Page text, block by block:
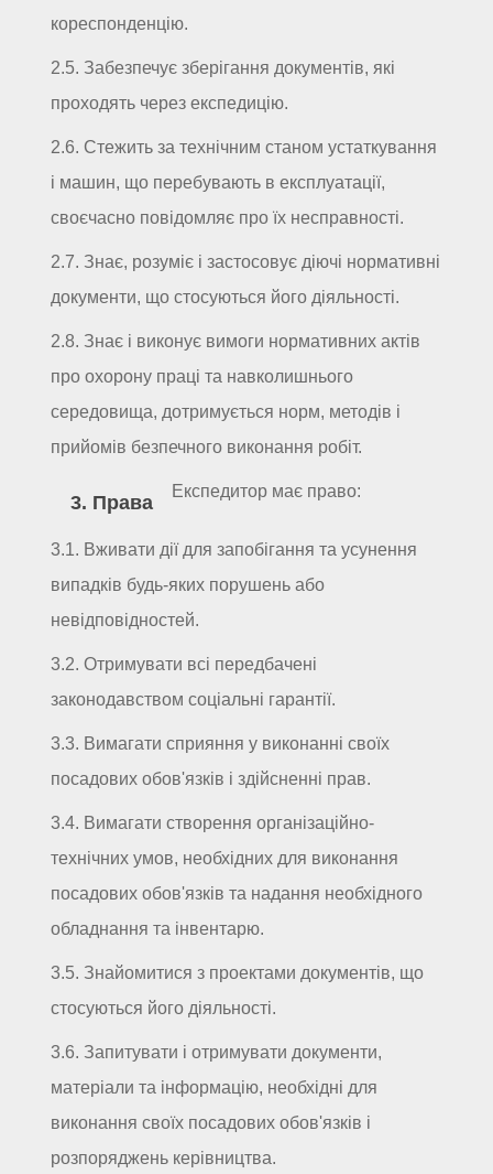
кореспонденцію.
2.5. Забезпечує зберігання документів, які
проходять через експедицію.
2.6. Стежить за технічним станом устаткування
і машин, що перебувають в експлуатації,
своєчасно повідомляє про їх несправності.
2.7. Знає, розуміє і застосовує діючі нормативні
документи, що стосуються його діяльності.
2.8. Знає і виконує вимоги нормативних актів
про охорону праці та навколишнього
середовища, дотримується норм, методів і
прийомів безпечного виконання робіт.
3. Права
Експедитор має право:
3.1. Вживати дії для запобігання та усунення
випадків будь-яких порушень або
невідповідностей.
3.2. Отримувати всі передбачені
законодавством соціальні гарантії.
3.3. Вимагати сприяння у виконанні своїх
посадових обов'язків і здійсненні прав.
3.4. Вимагати створення організаційно-
технічних умов, необхідних для виконання
посадових обов'язків та надання необхідного
обладнання та інвентарю.
3.5. Знайомитися з проектами документів, що
стосуються його діяльності.
3.6. Запитувати і отримувати документи,
матеріали та інформацію, необхідні для
виконання своїх посадових обов'язків і
розпоряджень керівництва.